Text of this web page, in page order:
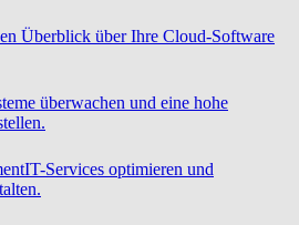
Überblick über Ihre Cloud-Software
überwachen und eine hohe
IT-Services optimieren und